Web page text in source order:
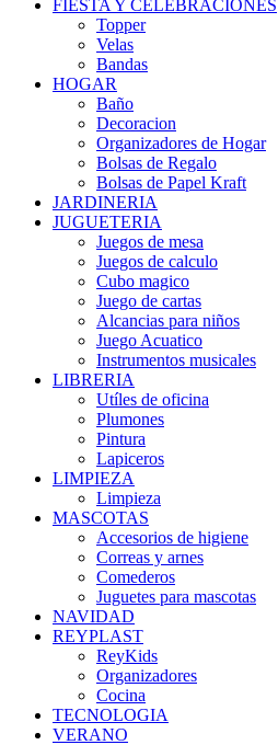
FIESTA Y CELEBRACIONES
Topper
Velas
Bandas
HOGAR
Baño
Decoracion
Organizadores de Hogar
Bolsas de Regalo
Bolsas de Papel Kraft
JARDINERIA
JUGUETERIA
Juegos de mesa
Juegos de calculo
Cubo magico
Juego de cartas
Alcancias para niños
Juego Acuatico
Instrumentos musicales
LIBRERIA
Utíles de oficina
Plumones
Pintura
Lapiceros
LIMPIEZA
Limpieza
MASCOTAS
Accesorios de higiene
Correas y arnes
Comederos
Juguetes para mascotas
NAVIDAD
REYPLAST
ReyKids
Organizadores
Cocina
TECNOLOGIA
VERANO